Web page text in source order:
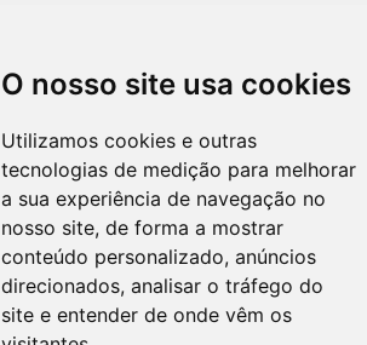
O nosso site usa cookies
Utilizamos cookies e outras
tecnologias de medição para melhorar
a sua experiência de navegação no
nosso site, de forma a mostrar
conteúdo personalizado, anúncios
direcionados, analisar o tráfego do
site e entender de onde vêm os